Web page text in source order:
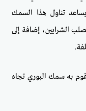
تناول هذا السمك
الشرايين، إضافة إلى
به سمك البوري تجاه